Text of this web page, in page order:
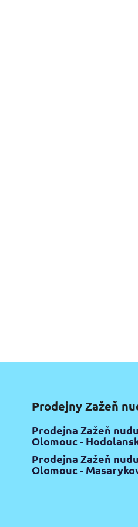
Prodejny Zažeň
Prodejna Zažeň
Olomouc -
Prodejna Zažeň
Olomouc -